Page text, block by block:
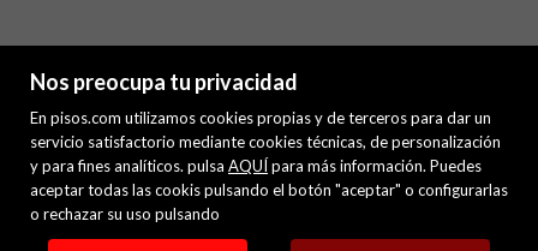
Nos preocupa tu privacidad
En pisos.com utilizamos cookies propias y de terceros para dar un
servicio satisfactorio mediante cookies técnicas, de personalización
y para fines analíticos. pulsa AQUÍ para más información. Puedes
aceptar todas las cookis pulsando el botón "aceptar" o configurarlas
o rechazar su uso pulsando
PREMIUM